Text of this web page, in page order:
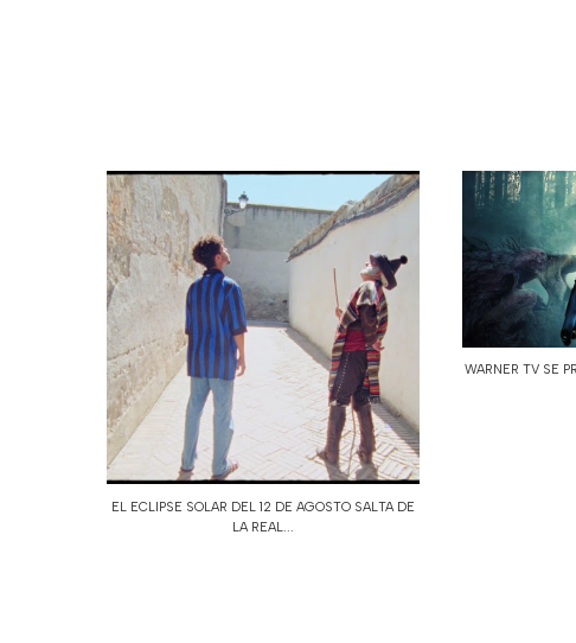
EL ECLIPSE SOLAR DEL 12 DE AGOSTO SALTA DE
LA REAL...
WARNER TV SE